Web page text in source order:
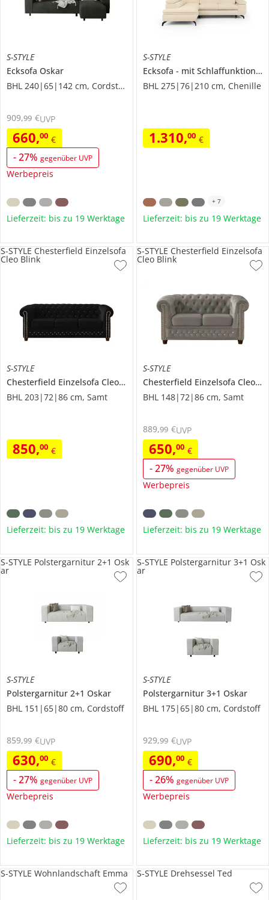
S-STYLE
Ecksofa Oskar
BHL 240|65|142 cm, Cordstoff
660,00 €
-27% gegenüber UVP
Werbepreis
909,99 €UVP
Lieferzeit: bis zu 19 Werktage
S-STYLE
Ecksofa
mit Schlaffunktion
BHL 275|76|210 cm, Chenille
1.310,00 €
+ 7
Lieferzeit: bis zu 19 Werktage
S-STYLE
Chesterfield Einzelsofa Cleo Blink
BHL 203|72|86 cm, Samt
850,00 €
S-STYLE Chesterfield Einzelsofa
Cleo Blink
Lieferzeit: bis zu 19 Werktage
S-STYLE
Chesterfield Einzelsofa Cleo Blink
BHL 148|72|86 cm, Samt
650,00 €
-27% gegenüber UVP
Werbepreis
889,99 €UVP
S-STYLE Chesterfield Einzelsofa
Cleo Blink
Lieferzeit: bis zu 19 Werktage
S-STYLE
Polstergarnitur 2+1 Oskar
BHL 151|65|80 cm, Cordstoff
630,00 €
-27% gegenüber UVP
Werbepreis
859,99 €UVP
S-STYLE Polstergarnitur 2+1 Osk
ar
Lieferzeit: bis zu 19 Werktage
S-STYLE
Polstergarnitur 3+1 Oskar
BHL 175|65|80 cm, Cordstoff
690,00 €
-26% gegenüber UVP
Werbepreis
929,99 €UVP
S-STYLE Polstergarnitur 3+1 Osk
ar
Lieferzeit: bis zu 19 Werktage
S-STYLE Wohnlandschaft Emma S-STYLE Drehsessel Ted